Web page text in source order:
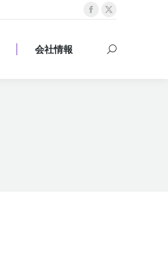
Facebook
opens
X
opens
会社情報 Search:
会社情報 Search: